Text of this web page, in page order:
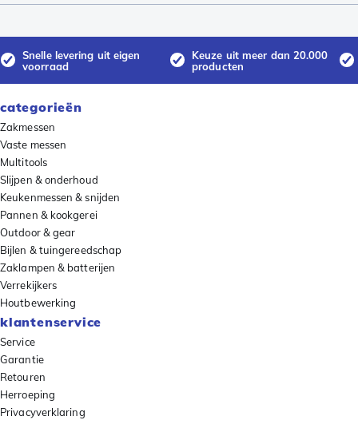
Snelle levering uit eigen
voorraad
Keuze uit meer dan 20.000
producten
categorieën
Zakmessen
Vaste messen
Multitools
Slijpen & onderhoud
Keukenmessen & snijden
Pannen & kookgerei
Outdoor & gear
Bijlen & tuingereedschap
Zaklampen & batterijen
Verrekijkers
Houtbewerking
klantenservice
Service
Garantie
Retouren
Herroeping
Privacyverklaring